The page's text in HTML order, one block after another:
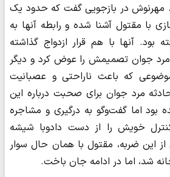
مهرنوش در بازجویی گفت که حدود یک
با مقتول آشنا شده و رابطه آنها به
بود. آنها با هم قرار ازدواج گذاشته
مرد جوان تصمیمش را عوض کرد و دیگر
که باعث ناراحتی و عصبانیت
مرد جوان برای صحبت درباره این
بود اما گفت‌وگو به درگیری و مشاجره
خویش را از دست دادوبا شیشه
این ضربه، مقتول با همان حال سوار
شد، اما در ادامه جان باخت.